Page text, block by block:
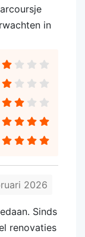
in
2026
Sinds
renovaties